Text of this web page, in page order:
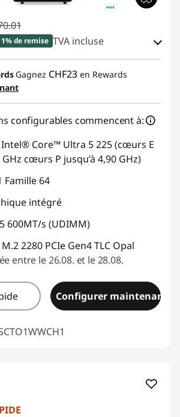
de remise TVA incluse
en ligne :-CHF 113.88
:
Gagnez CHF23 en Rewards
configurables commencent à:
Core™ Ultra 5 225 (cœurs E
GHz cœurs P jusqu’à 4,90 GHz)
Famille 64
intégré
600MT/s (UDIMM)
2280 PCIe Gen4 TLC Opal
entre le 26.08. et le 28.08.
Configurer maintenant